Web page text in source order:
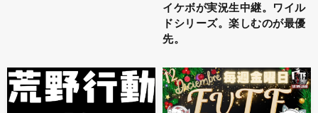
イケボが実況生中継。ワイル
ドシリーズ。楽しむのが最優
先。